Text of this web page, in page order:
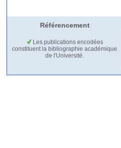
Référencement
Les publications encodées
constituent la bibliographie académique
de l'Université.